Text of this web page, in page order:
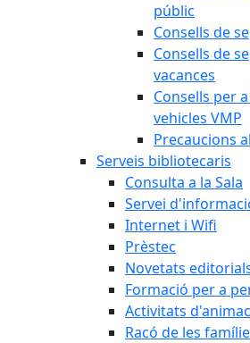
públic
Consells de
Consells de
vacances
Consells per
vehicles VMP
Precaucions
Serveis bibliotecaris
Consulta a la Sala
Servei
Internet i Wifi
Prèstec
Novetats
Formació per a
Activitats
Racó de les